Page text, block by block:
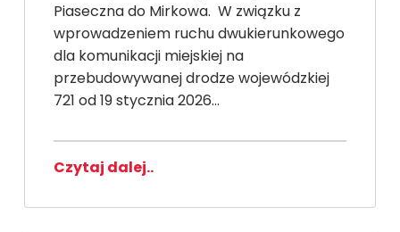
Piaseczna do Mirkowa. W związku z
wprowadzeniem ruchu dwukierunkowego
dla komunikacji miejskiej na
przebudowywanej drodze wojewódzkiej
721 od 19 stycznia 2026…
Czytaj dalej..